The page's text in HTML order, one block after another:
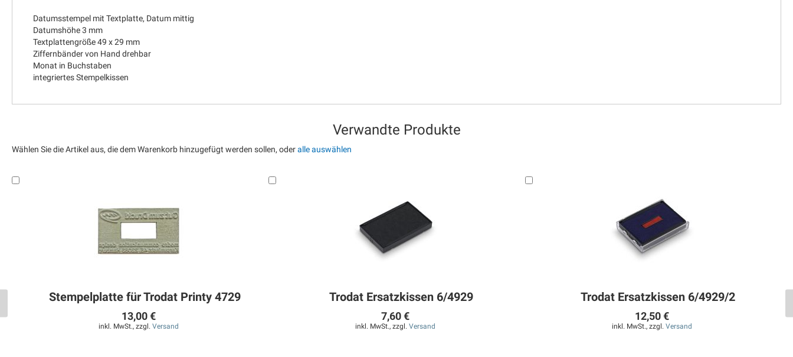
Datumsstempel mit Textplatte, Datum mittig
Datumshöhe 3 mm
Textplattengröße 49 x 29 mm
Ziffernbänder von Hand drehbar
Monat in Buchstaben
integriertes Stempelkissen
Verwandte Produkte
Wählen Sie die Artikel aus, die dem Warenkorb hinzugefügt werden sollen, oderalle auswählen
Stempelplatte für Trodat Printy 4729
13,00 €
inkl. MwSt., zzgl.Versand
Trodat Ersatzkissen 6/4929
7,60 €
inkl. MwSt., zzgl.Versand
Trodat Ersatzkissen 6/4929/2
12,50 €
inkl. MwSt., zzgl.Versand